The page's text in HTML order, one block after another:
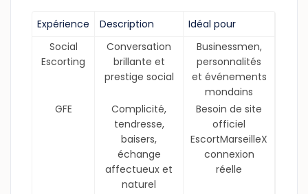
Expérience Description
Idéal pour
Social
Escorting
Conversation
brillante et
prestige social
Businessmen,
personnalités
et événements
mondains
GFE
Complicité,
tendresse,
baisers,
échange
affectueux et
naturel
Besoin desite
officiel
EscortMarseilleX
connexion
réelle